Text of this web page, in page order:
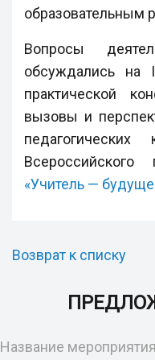
образовательным
Вопросы
обсуждались на
практической
вызовы и
Всероссийского
«Учитель —
Возврат к списку
Название мероприятия